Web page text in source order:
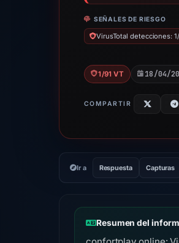
SEÑALES DE RIESGO
VirusTotal detecciones:
1/91 VT 18/04/
COMPARTIR
Ir a Respuesta Capturas
Resumen del